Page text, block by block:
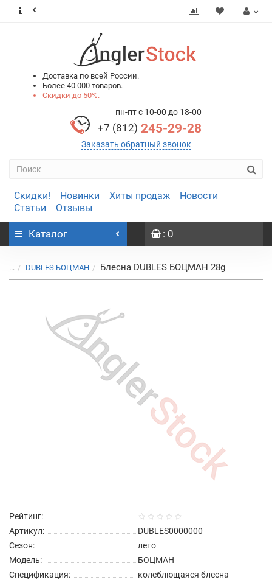
Доставка по всей России.
Более 40 000 товаров.
Скидки до 50%.
пн-пт с 10-00 до 18-00
+7 (812) 245-29-28
Заказать обратный звонок
Скидки! Новинки Хиты продаж
Новости
Статьи
Отзывы
Каталог : 0
... DUBLES БОЦМАН Блесна DUBLES БОЦМАН 28g
Рейтинг:
Артикул:
DUBLES0000000
Сезон:
лето
Модель:
БОЦМАН
Спецификация:
колеблющаяся блесна